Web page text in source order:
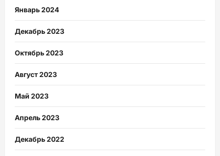
Январь 2024
Декабрь 2023
Октябрь 2023
Август 2023
Май 2023
Апрель 2023
Декабрь 2022